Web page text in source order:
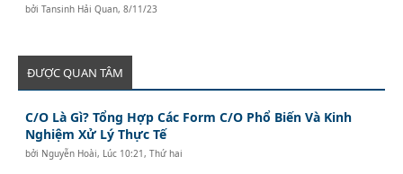
bởiTansinh Hải Quan,8/11/23
ĐƯỢC QUAN TÂM
C/O Là Gì? Tổng Hợp Các Form C/O Phổ Biến Và Kinh
Nghiệm Xử Lý Thực Tế
bởi Nguyễn Hoài, Lúc 10:21, Thứ hai